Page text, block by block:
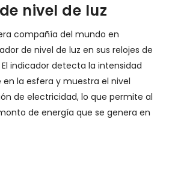
nivel de luz
compañía del mundo en
de nivel de luz en sus relojes de
indicador detecta la intensidad
en la esfera y muestra el nivel
de electricidad, lo que permite al
de energía que se genera en